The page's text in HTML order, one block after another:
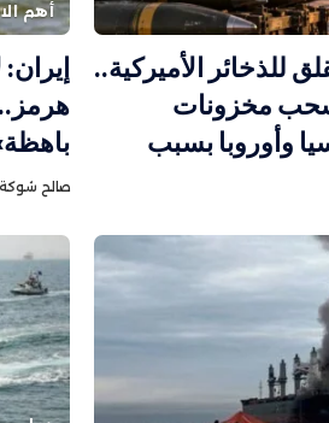
للذخائر الأميركية..
مخزونات
وأوروبا بسبب
أهم
صالح شوكة